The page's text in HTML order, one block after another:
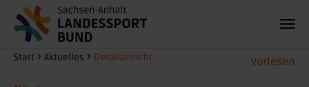
Zum Hauptinhalt springen Vorlesen
Sie sind hier:
Start Aktuelles Detailansicht